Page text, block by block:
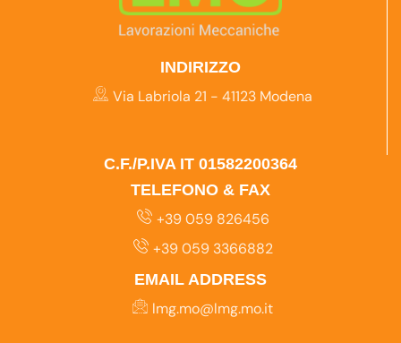
INDIRIZZO
Via Labriola 21 - 41123 Modena
C.F./P.IVA IT 01582200364
TELEFONO & FAX
+39 059 826456
+39 059 3366882
EMAIL ADDRESS
lmg.mo@lmg.mo.it